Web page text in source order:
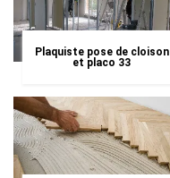
Plaquiste pose de cloison
et placo 33